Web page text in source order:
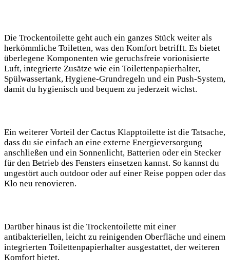
Die Trockentoilette geht auch ein ganzes Stück weiter als
herkömmliche Toiletten, was den Komfort betrifft. Es bietet
überlegene Komponenten wie geruchsfreie vorionisierte
Luft, integrierte Zusätze wie ein Toilettenpapierhalter,
Spülwassertank, Hygiene-Grundregeln und ein Push-System,
damit du hygienisch und bequem zu jederzeit wichst.
Ein weiterer Vorteil der Cactus Klapptoilette ist die Tatsache,
dass du sie einfach an eine externe Energieversorgung
anschließen und ein Sonnenlicht, Batterien oder ein Stecker
für den Betrieb des Fensters einsetzen kannst. So kannst du
ungestört auch outdoor oder auf einer Reise poppen oder das
Klo neu renovieren.
Darüber hinaus ist die Trockentoilette mit einer
antibakteriellen, leicht zu reinigenden Oberfläche und einem
integrierten Toilettenpapierhalter ausgestattet, der weiteren
Komfort bietet.